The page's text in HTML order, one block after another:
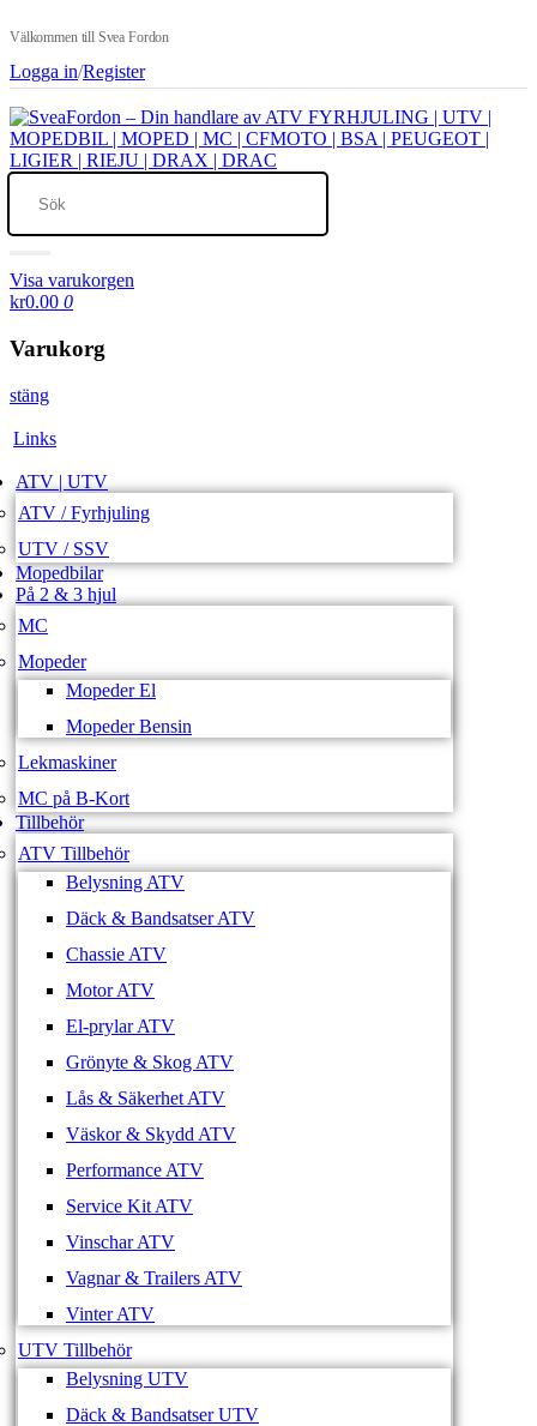
Välkommen till Svea Fordon
Logga in/Register
Visa varukorgen
kr0.00 0
Varukorg
stäng
Links
ATV | UTV
ATV / Fyrhjuling
UTV / SSV
Mopedbilar
På 2 & 3 hjul
MC
Mopeder
Mopeder El
Mopeder Bensin
Lekmaskiner
MC på B-Kort
Tillbehör
ATV Tillbehör
Belysning ATV
Däck & Bandsatser ATV
Chassie ATV
Motor ATV
El-prylar ATV
Grönyte & Skog ATV
Lås & Säkerhet ATV
Väskor & Skydd ATV
Performance ATV
Service Kit ATV
Vinschar ATV
Vagnar & Trailers ATV
Vinter ATV
UTV Tillbehör
Belysning UTV
Däck & Bandsatser UTV